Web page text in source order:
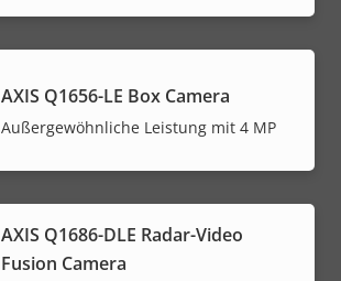
AXIS Q1656-LE Box Camera
Außergewöhnliche Leistung mit 4 MP
AXIS Q1686-DLE Radar-Video
Fusion Camera